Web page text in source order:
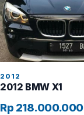
2012
2012 BMW X1
Rp 218.000.000